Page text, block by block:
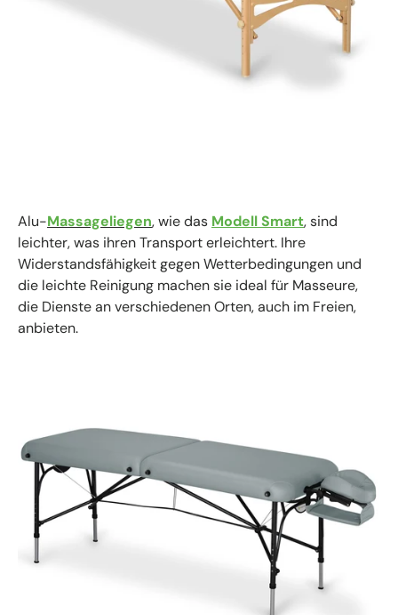
Alu-Massageliegen, wie das Modell Smart, sind
leichter, was ihren Transport erleichtert. Ihre
Widerstandsfähigkeit gegen Wetterbedingungen und
die leichte Reinigung machen sie ideal für Masseure,
die Dienste an verschiedenen Orten, auch im Freien,
anbieten.